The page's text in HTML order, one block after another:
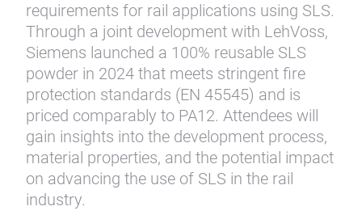
requirements for rail applications using SLS.
Through a joint development with LehVoss,
Siemens launched a 100% reusable SLS
powder in 2024 that meets stringent fire
protection standards (EN 45545) and is
priced comparably to PA12. Attendees will
gain insights into the development process,
material properties, and the potential impact
on advancing the use of SLS in the rail
industry.